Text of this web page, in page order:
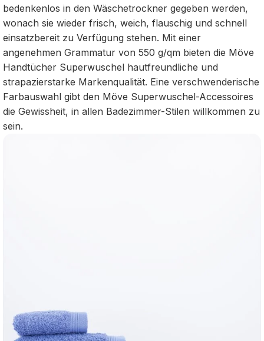
bedenkenlos in den Wäschetrockner gegeben werden,
wonach sie wieder frisch, weich, flauschig und schnell
einsatzbereit zu Verfügung stehen. Mit einer
angenehmen Grammatur von 550 g/qm bieten die Möve
Handtücher Superwuschel hautfreundliche und
strapazierstarke Markenqualität. Eine verschwenderische
Farbauswahl gibt den Möve Superwuschel-Accessoires
die Gewissheit, in allen Badezimmer-Stilen willkommen zu
sein.